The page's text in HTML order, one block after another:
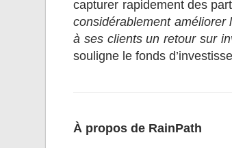
capturer rapidement des
considérablement améliorer
à ses clients un retour sur
souligne le fonds
À propos de RainPath